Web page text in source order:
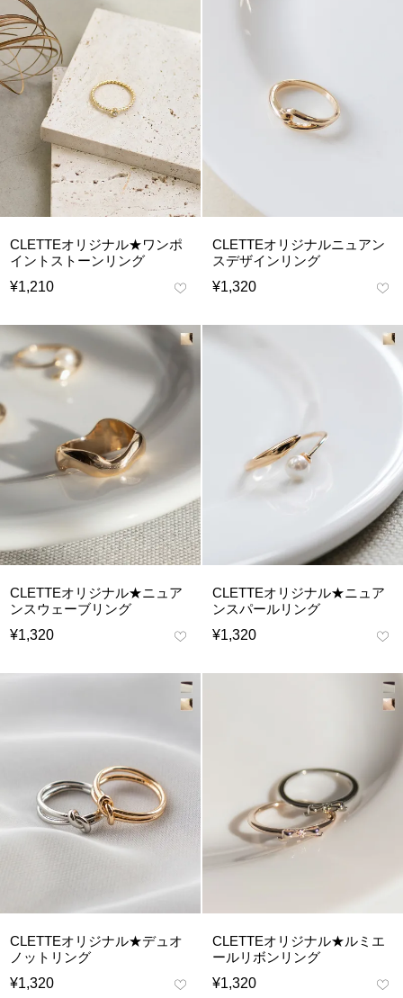
CLETTEオリジナル★ワンポ
イントストーンリング
¥1,210
CLETTEオリジナルニュアン
スデザインリング
¥1,320
CLETTEオリジナル★ニュア
ンスウェーブリング
¥1,320
CLETTEオリジナル★ニュア
ンスパールリング
¥1,320
CLETTEオリジナル★デュオ
ノットリング
¥1,320
CLETTEオリジナル★ルミエ
ールリボンリング
¥1,320